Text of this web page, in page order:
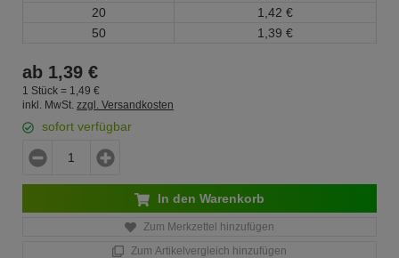
20
1, 42 €
50
1, 39 €
ab 1,39 €
1 Stück = 1, 49 €
inkl. MwSt. zzgl. Versandkosten
sofort verfügbar
In den Warenkorb
Zum Merkzettel hinzufügen
Zum Artikelvergleich hinzufügen